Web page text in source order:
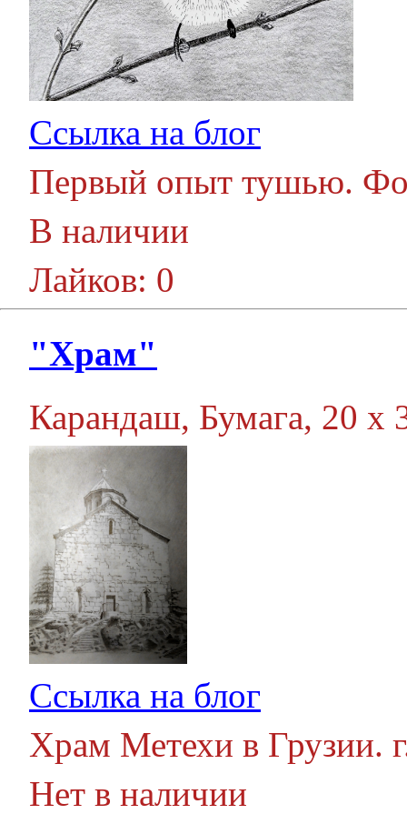
Ссылка на блог
Первый опыт тушью.
В наличии
Лайков: 0
"Храм"
Карандаш, Бумага, 20 х
Ссылка на блог
Храм Метехи в Грузии.
Нет в наличии